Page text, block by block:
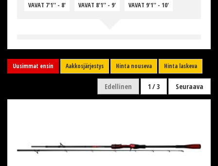
VAVAT 7'1'' - 8' VAVAT 8'1'' - 9' VAVAT 9'1'' - 10'
Uusimmat ensin Aakkosjärjestys Hinta nouseva Hinta laskeva
Edellinen 1 / 3 Seuraava